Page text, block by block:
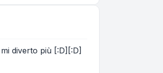
diverto più [:D][:D]